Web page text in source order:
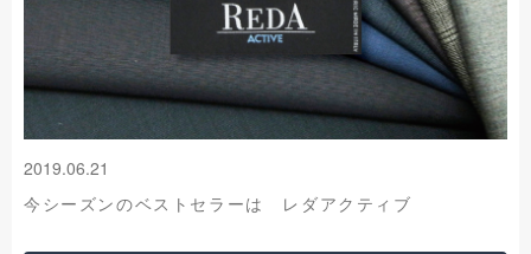
2019.06.21
今シーズンのベストセラーは レダアクティブ